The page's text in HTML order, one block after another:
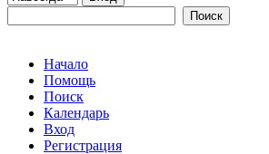
Начало
Помощь
Поиск
Календарь
Вход
Регистрация